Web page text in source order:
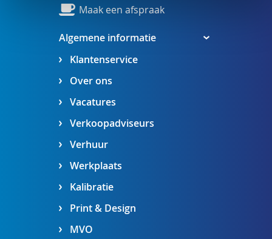
Algemene informatie
Klantenservice
Over ons
Vacatures
Verkoopadviseurs
Verhuur
Werkplaats
Kalibratie
Print & Design
MVO
Maak een afspraak